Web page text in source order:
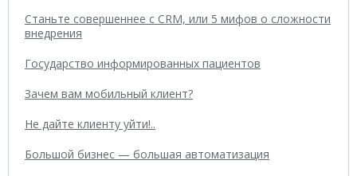
Станьте совершеннее с CRM, или 5 мифов о сложности
внедрения
Государство информированных пациентов
Зачем вам мобильный клиент?
Не дайте клиенту уйти!..
Большой бизнес — большая автоматизация